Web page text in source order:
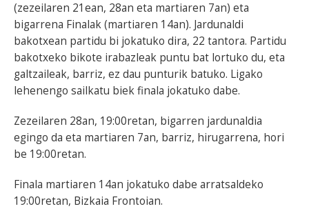
(zezeilaren 21ean, 28an eta martiaren 7an) eta
bigarrena Finalak (martiaren 14an). Jardunaldi
bakotxean partidu bi jokatuko dira, 22 tantora. Partidu
bakotxeko bikote irabazleak puntu bat lortuko du, eta
galtzaileak, barriz, ez dau punturik batuko. Ligako
lehenengo sailkatu biek finala jokatuko dabe.
Zezeilaren 28an, 19:00retan, bigarren jardunaldia
egingo da eta martiaren 7an, barriz, hirugarrena, hori
be 19:00retan.
Finala martiaren 14an jokatuko dabe arratsaldeko
19:00retan, Bizkaia Frontoian.